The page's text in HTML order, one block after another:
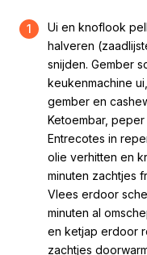
1
Ui en knoflook
halveren
snijden. Gember
keukenmachine
gember en
Ketoembar,
Entrecotes in
olie verhitten en
minuten zachtjes
Vlees erdoor
minuten al
en ketjap erdoor
zachtjes